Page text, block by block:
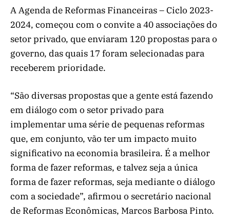
A Agenda de Reformas Financeiras – Ciclo 2023-
2024, começou com o convite a 40 associações do
setor privado, que enviaram 120 propostas para o
governo, das quais 17 foram selecionadas para
receberem prioridade.
“São diversas propostas que a gente está fazendo
em diálogo com o setor privado para
implementar uma série de pequenas reformas
que, em conjunto, vão ter um impacto muito
significativo na economia brasileira. É a melhor
forma de fazer reformas, e talvez seja a única
forma de fazer reformas, seja mediante o diálogo
com a sociedade”, afirmou o secretário nacional
de Reformas Econômicas, Marcos Barbosa Pinto.